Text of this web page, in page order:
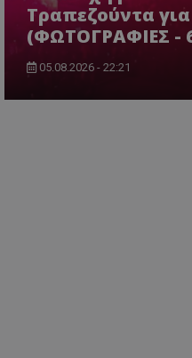
Τραπεζούντα
(ΦΩΤΟΓΡΑΦΙΕΣ - 6
05.08.2026 - 22:21